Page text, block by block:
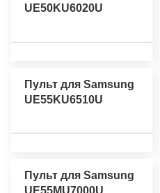
UE50KU6020U
Пульт для Samsung
UE55KU6510U
Пульт для Samsung
UE55MU7000U